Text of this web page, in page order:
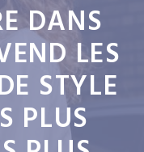
DANS
LES
STYLE
PLUS